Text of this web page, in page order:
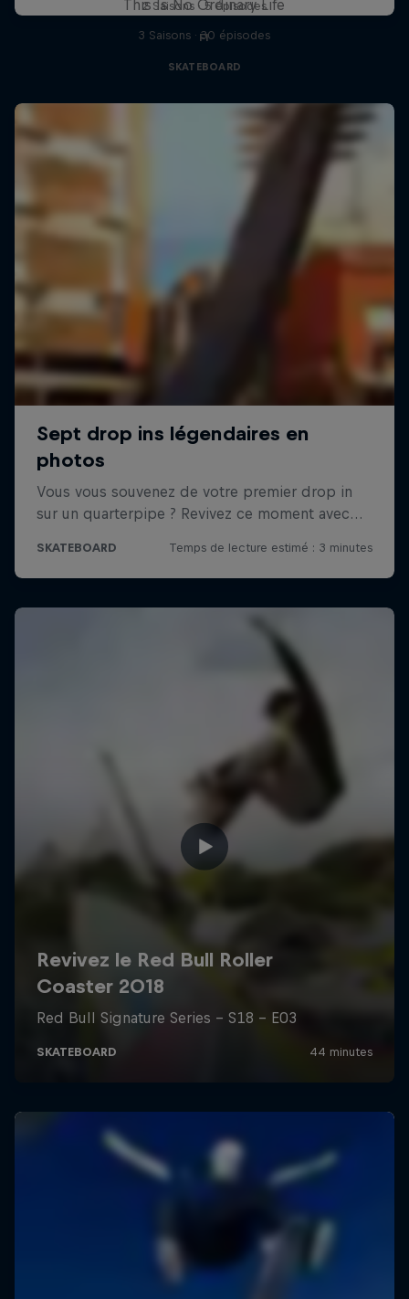
2 Saisons · 5 épisodes
F1
This Is No Ordinary Life
3 Saisons · 30 épisodes
SKATEBOARD